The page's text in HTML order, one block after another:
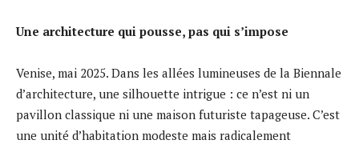
Une architecture qui pousse, pas qui s’impose
Venise, mai 2025. Dans les allées lumineuses de la Biennale
d’architecture, une silhouette intrigue : ce n’est ni un
pavillon classique ni une maison futuriste tapageuse. C’est
une unité d’habitation modeste mais radicalement